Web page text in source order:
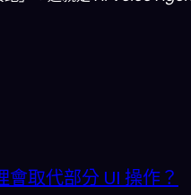
取代部分 UI 操作？